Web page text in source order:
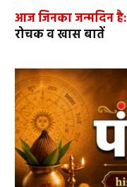
आज जिनका जन्मदिन है:
रोचक व खास बातें